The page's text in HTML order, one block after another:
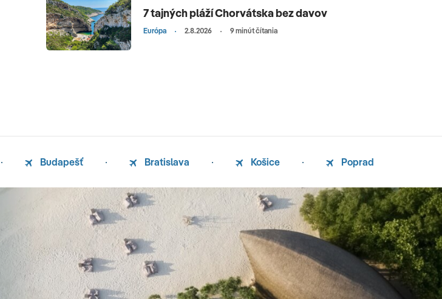
7 tajných pláží Chorvátska bez davov
Európa 2.8.2026 9 minút čítania
Budapešť Bratislava Košice Poprad